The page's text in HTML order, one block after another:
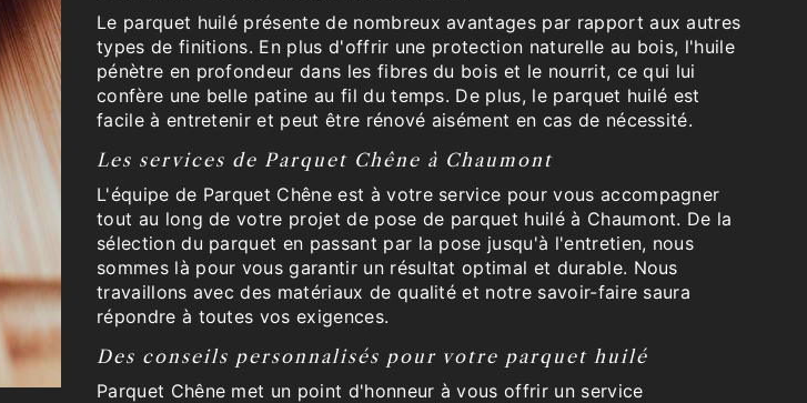
Le parquet huilé présente de nombreux avantages par rapport aux autres
types de finitions. En plus d'offrir une protection naturelle au bois, l'huile
pénètre en profondeur dans les fibres du bois et le nourrit, ce qui lui
confère une belle patine au fil du temps. De plus, le parquet huilé est
facile à entretenir et peut être rénové aisément en cas de nécessité.
Les services de Parquet Chêne à Chaumont
L'équipe de Parquet Chêne est à votre service pour vous accompagner
tout au long de votre projet de pose de parquet huilé à Chaumont. De la
sélection du parquet en passant par la pose jusqu'à l'entretien, nous
sommes là pour vous garantir un résultat optimal et durable. Nous
travaillons avec des matériaux de qualité et notre savoir-faire saura
répondre à toutes vos exigences.
Des conseils personnalisés pour votre parquet huilé
Parquet Chêne met un point d'honneur à vous offrir un service